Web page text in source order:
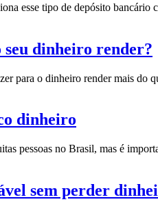
esse tipo de depósito bancário
seu dinheiro render?
para o dinheiro render mais do
dinheiro
pessoas no Brasil, mas é
sem perder